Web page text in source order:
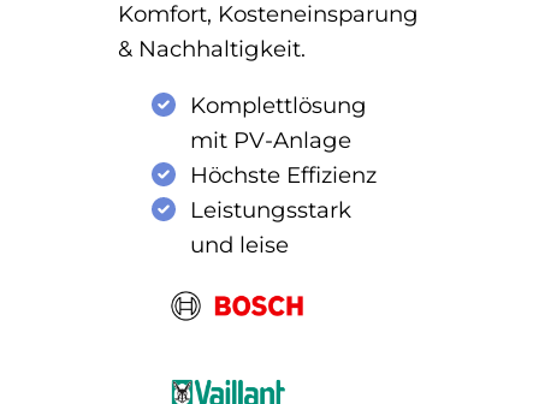
Komfort, Kosteneinsparung
& Nachhaltigkeit.
Komplettlösung
mit PV-Anlage
Höchste Effizienz
Leistungsstark
und leise